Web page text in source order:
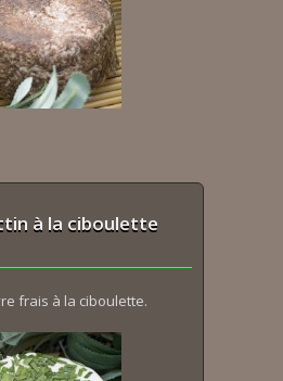
à la ciboulette
frais à la ciboulette.